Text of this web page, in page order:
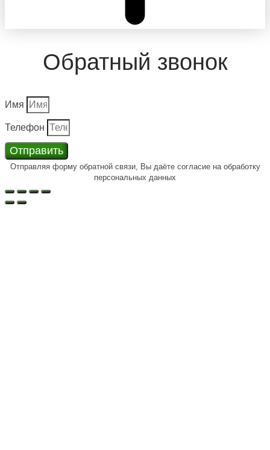
Обратный звонок
Имя
Телефон
Отправить
Отправляя форму обратной связи, Вы даёте согласие на обработку
персональных данных